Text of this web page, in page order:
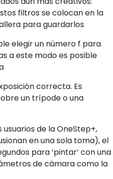
filtros se colocan en la
para guardarlos
elegir un número f para
a este modo es posible
correcta. Es
un trípode o una
de la OneStep+,
en una sola toma), el
para ‘pintar’ con una
de cámara como la